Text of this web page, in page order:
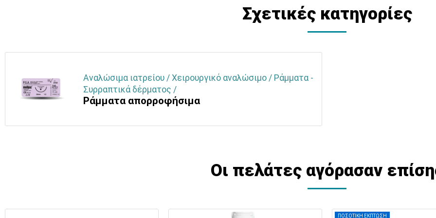
Σχετικές κατηγορίες
Αναλώσιμα ιατρείου / Χειρουργικό αναλώσιμο / Ράμματα -
Συρραπτικά δέρματος /
Ράμματα απορροφήσιμα
Οι πελάτες αγόρασαν
ΠΟΣΟΤΙΚΗ ΕΚΠΤΩΣΗ